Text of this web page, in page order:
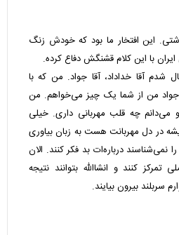
این افتخار ما بود که خودش زنگ
با این کلام قشنگش دفاع کرده.
شدم آقا خداداد، آقا جواد. من که با
جواد من از شما یک چیز می‌خواهم. من
می‌دانم چه قلب مهربانی داری. خیلی
در دل مهربانت هست به زبان بیاوری
نمی‌شناسند درباره‌ات بد فکر کنند. الان
تمرکز کنند و انشاالله بتوانند نتیجه
سربلند بیرون بیایند.